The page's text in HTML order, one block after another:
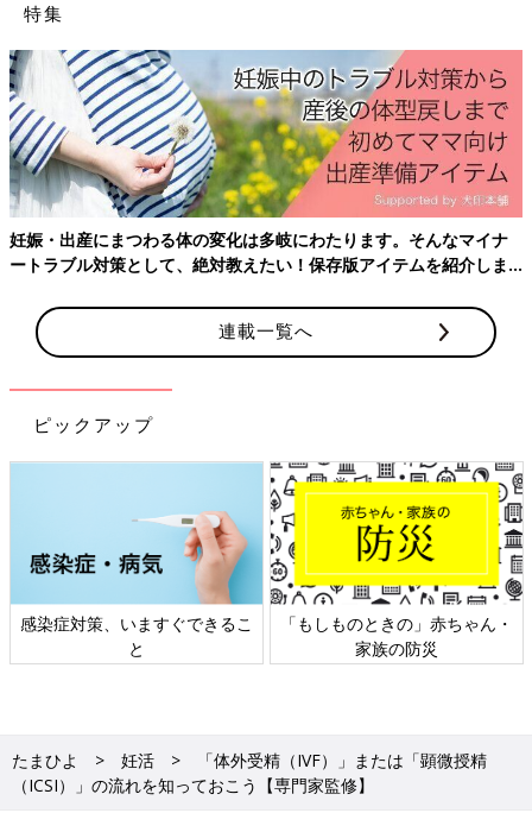
トリガーはタイミングが重要なので必ず医師の指示を守って。
採卵をする場合、採卵の35～36時間前に卵子の最終成熟をうな
がすトリガー（注射薬か点鼻薬）を投与します。注射は自己注射
となります。
これを忘れると卵子が採取できないので、決められた時間に必ず
注射や服薬をしましょう。当日は朝に来院をし、麻酔をして採卵
をします。2時間ほど休んで帰宅します。
体外受精の流れ
6つのSTEPでご紹介します。
自然周期での排卵を待つこともありますが、排卵誘発剤を使って
質のよい卵子を複数育てるのが一般的です。誘発法は、生理が始
特集
妊娠・出産にまつわる体の変化は多岐にわたります。そんなマイナ
ートラブル対策として、絶対教えたい！保存版アイテムを紹介しま
連載一覧へ
ピックアップ
感染症対策、いますぐできるこ
と
「もしものときの」赤ちゃん・
家族の防災
たまひよ 妊活
「体外受精（IVF）」または「顕微授精
（ICSI）」の流れを知っておこう【専門家監修】